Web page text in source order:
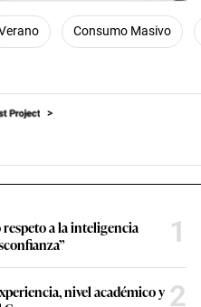
Consumo Masivo
a la inteligencia
1
nivel académico y 2